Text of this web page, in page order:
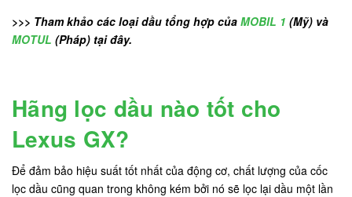
>>> Tham khảo các loại dầu tổng hợp của MOBIL 1 (Mỹ) và
MOTUL (Pháp) tại đây.
Hãng lọc dầu nào tốt cho
Lexus GX?
Để đảm bảo hiệu suất tốt nhất của động cơ, chất lượng của cốc
lọc dầu cũng quan trong không kém bởi nó sẽ lọc lại dầu một lần